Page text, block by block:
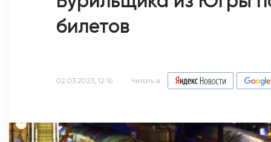
билетов
02.03.2023, 12:16 Читать в